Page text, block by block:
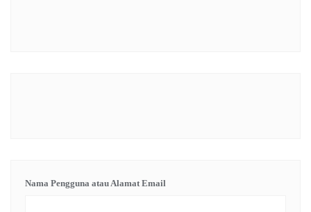
Nama Pengguna atau Alamat Email